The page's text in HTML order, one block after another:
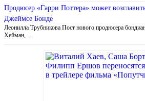
Продюсер «Гарри Поттера» может
Джеймсе Бонде
Леонилла Трубникова Пост нового продюсера
Хейман, …